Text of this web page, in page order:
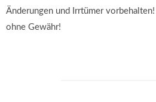
Änderungen und Irrtümer
ohne Gewähr!